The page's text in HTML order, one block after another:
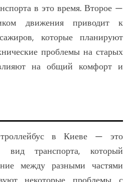
в это время. Второе —
движения приводит к
которые планируют
проблемы на старых
на общий комфорт и
в Киеве — это
транспорта, который
между разными частями